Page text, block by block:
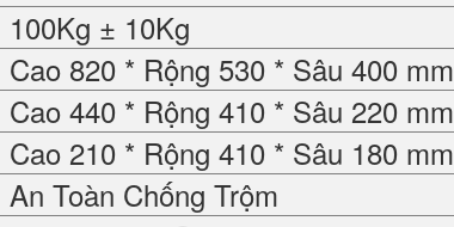
100Kg ± 10Kg
Cao 820 * Rộng 530 * Sâu 400 mm
Cao 440 * Rộng 410 * Sâu 220 mm
Cao 210 * Rộng 410 * Sâu 180 mm
An Toàn Chống Trộm